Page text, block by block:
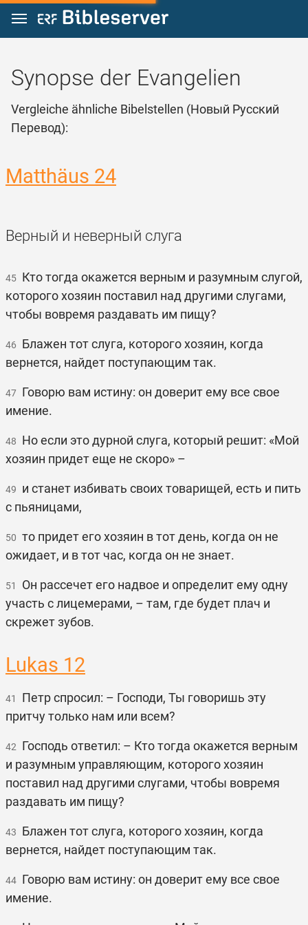
Zum Inhalt springen
Synopse der Evangelien
Vergleiche ähnliche Bibelstellen (Новый Русский
Перевод):
Matthäus 24
Верный и неверный слуга
45 Кто тогда окажется верным и разумным слугой,
которого хозяин поставил над другими слугами,
чтобы вовремя раздавать им пищу?
46 Блажен тот слуга, которого хозяин, когда
вернется, найдет поступающим так.
47 Говорю вам истину: он доверит ему все свое
имение.
48 Но если это дурной слуга, который решит: «Мой
хозяин придет еще не скоро» –
49 и станет избивать своих товарищей, есть и пить
с пьяницами,
50 то придет его хозяин в тот день, когда он не
ожидает, и в тот час, когда он не знает.
51
Он рассечет его надвое и определит ему одну
участь с лицемерами, – там, где будет плач и
скрежет зубов.
Lukas 12
41
Петр спросил: – Господи, Ты говоришь эту
притчу только нам или всем?
42 Господь ответил: – Кто тогда окажется верным
и разумным управляющим, которого хозяин
поставил над другими слугами, чтобы вовремя
раздавать им пищу?
43 Блажен тот слуга, которого хозяин, когда
вернется, найдет поступающим так.
44 Говорю вам истину: он доверит ему все свое
имение.